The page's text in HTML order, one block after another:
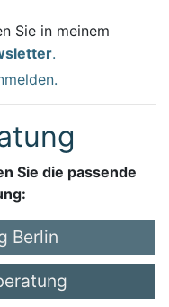
Sie in meinem
.
Sie die passende
Berlin